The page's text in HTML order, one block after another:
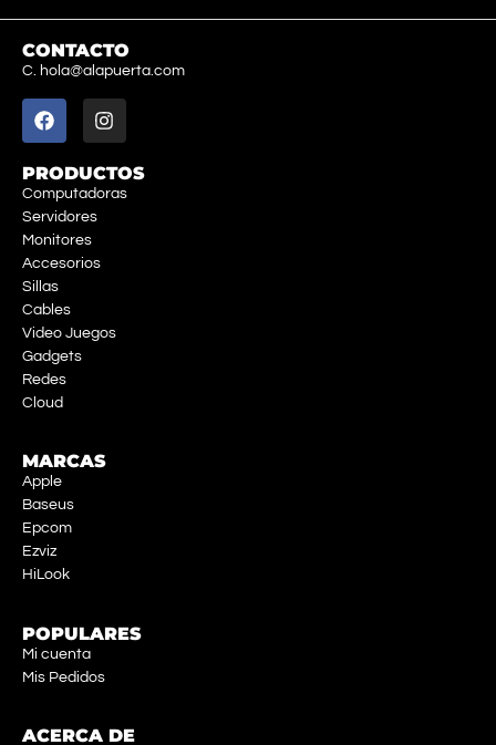
CONTACTO
C. hola@alapuerta.com
PRODUCTOS
Computadoras
Servidores
Monitores
Accesorios
Sillas
Cables
Video Juegos
Gadgets
Redes
Cloud
MARCAS
Apple
Baseus
Epcom
Ezviz
HiLook
POPULARES
Mi cuenta
Mis Pedidos
ACERCA DE